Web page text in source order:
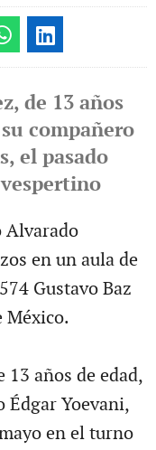
de 13 años
compañero
el pasado
Alvarado
en un aula de
Gustavo Baz
México.
años de edad,
Édgar Yoevani,
en el turno